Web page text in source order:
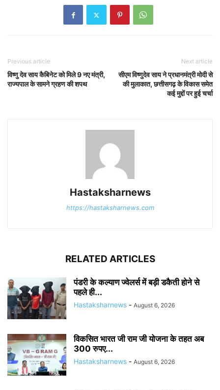
Previous article
विष्णु देव साय कैबिनेट को मिले 9 नए मंत्री,
राज्यपाल के सामने ग्रहण की शपथ
Next article
सीएम विष्णुदेव साय ने प्रधानमंत्री मोदी से
की मुलाकात, छत्तीसगढ़ के विकास समेत
कई मुद्दों पर हुई चर्चा
Hastaksharnews
https://hastaksharnews.com
RELATED ARTICLES
पंडरी के कल्याण ज्वेलर्स में बड़ी डकैती होने से
पहले ही...
Hastaksharnews - August 6, 2026
विकसित भारत जी राम जी योजना के तहत अब
300 रुपए...
Hastaksharnews - August 6, 2026